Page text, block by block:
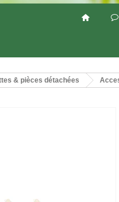
& pièces détachées